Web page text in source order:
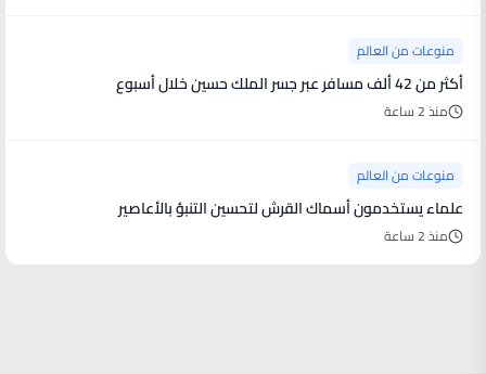
منوعات من العالم
أكثر من 42 ألف مسافر عبر جسر الملك حسين خلال أسبوع
منذ 2 ساعة
منوعات من العالم
علماء يستخدمون أسماك القرش لتحسين التنبؤ بالأعاصير
منذ 2 ساعة